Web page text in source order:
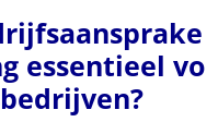
essentieel vo